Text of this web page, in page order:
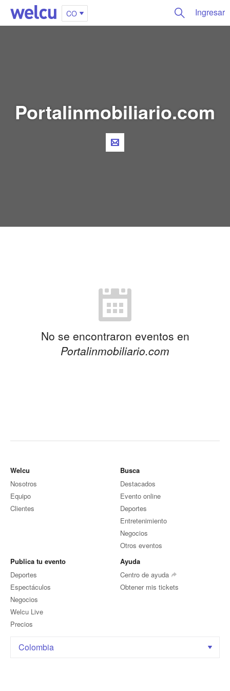
CO Ingresar
Portalinmobiliario.com
No se encontraron eventos en
Portalinmobiliario.com
Welcu
Nosotros
Equipo
Clientes
Busca
Destacados
Evento online
Deportes
Entretenimiento
Negocios
Otros eventos
Publica tu evento
Deportes
Espectáculos
Negocios
Welcu Live
Precios
Ayuda
Centro de ayuda
Obtener mis tickets
Colombia